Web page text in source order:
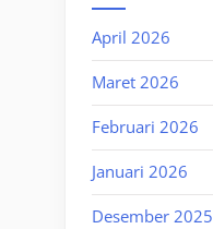
April 2026
Maret 2026
Februari 2026
Januari 2026
Desember 2025